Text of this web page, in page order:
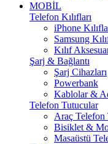
MOBİL
Telefon Kılıfları
iPhone
Samsung
Kılıf
Şarj & Bağlantı
Şarj Cihazları
Powerbank
Kablolar &
Telefon Tutucular
Araç Telefon
Bisiklet &
Masaüstü